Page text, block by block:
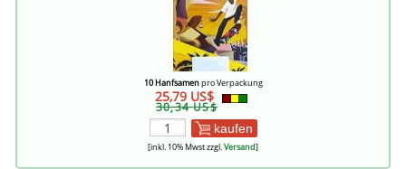
10 Hanfsamenpro Verpackung
25,79 US$
30,34 US$
kaufen
[inkl. 10% Mwst zzgl.Versand]